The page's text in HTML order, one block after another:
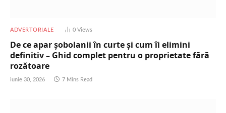
ADVERTORIALE 0 Views
De ce apar șobolanii în curte și cum îi elimini
definitiv – Ghid complet pentru o proprietate fără
rozătoare
iunie 30, 2026 7 Mins Read